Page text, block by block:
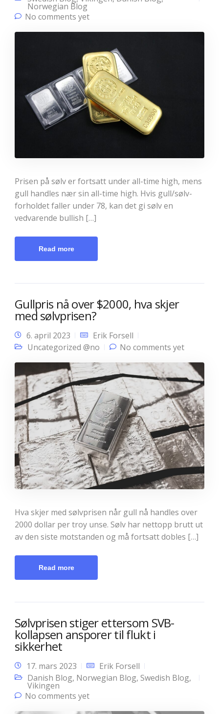
Norwegian Blog
No comments yet
Prisen på sølv er fortsatt under all-time high, mens
gull handles nær sin all-time high. Hvis gull/sølv-
forholdet faller under 78, kan det gi sølv en
vedvarende bullish […]
Read more
Gullpris nå over $2000, hva skjer
med sølvprisen?
6. april 2023
Erik Forsell
Uncategorized @no
No comments yet
Hva skjer med sølvprisen når gull nå handles over
2000 dollar per troy unse. Sølv har nettopp brutt ut
av den siste motstanden og må fortsatt dobles […]
Read more
Sølvprisen stiger ettersom SVB-
kollapsen ansporer til flukt i
sikkerhet
17. mars 2023
Erik Forsell
Danish Blog, Norwegian Blog, Swedish Blog,
Vikingen
No comments yet